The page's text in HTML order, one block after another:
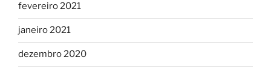
fevereiro 2021
janeiro 2021
dezembro 2020